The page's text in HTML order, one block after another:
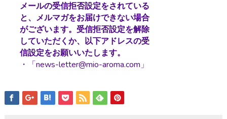
メールの受信拒否設定をされている
と、メルマガをお届けできない場合
がございます。受信拒否設定を解除
していただくか、以下アドレスの受
信設定をお願いいたします。
・「news-letter@mio-aroma.com」